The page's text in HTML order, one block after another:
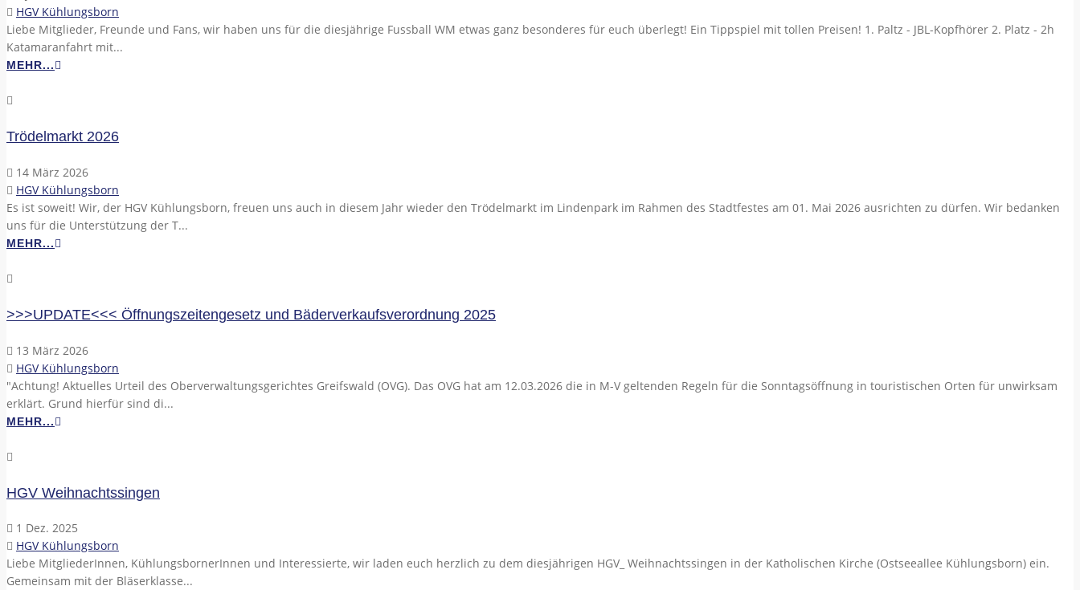
HGV Kühlungsborn
Liebe Mitglieder, Freunde und Fans, wir haben uns für die diesjährige Fussball WM etwas ganz besonderes für euch überlegt! Ein Tippspiel mit tollen Preisen! 1. Paltz - JBL-Kopfhörer 2. Platz - 2h
Katamaranfahrt mit...
MEHR...
Trödelmarkt 2026
14 März 2026
HGV Kühlungsborn
Es ist soweit! Wir, der HGV Kühlungsborn, freuen uns auch in diesem Jahr wieder den Trödelmarkt im Lindenpark im Rahmen des Stadtfestes am 01. Mai 2026 ausrichten zu dürfen. Wir bedanken
uns für die Unterstützung der T...
MEHR...
>>>UPDATE<<< Öffnungszeitengesetz und Bäderverkaufsverordnung 2025
13 März 2026
HGV Kühlungsborn
"Achtung! Aktuelles Urteil des Oberverwaltungsgerichtes Greifswald (OVG). Das OVG hat am 12.03.2026 die in M-V geltenden Regeln für die Sonntagsöffnung in touristischen Orten für unwirksam
erklärt. Grund hierfür sind di...
MEHR...
HGV Weihnachtssingen
1 Dez. 2025
HGV Kühlungsborn
Liebe MitgliederInnen, KühlungsbornerInnen und Interessierte, wir laden euch herzlich zu dem diesjährigen HGV_ Weihnachtssingen in der Katholischen Kirche (Ostseeallee Kühlungsborn) ein.
Gemeinsam mit der Bläserklasse...